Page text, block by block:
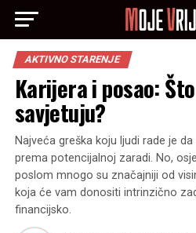
AKTIVNO STARENJE
Karijera i posao:
savjetuju?
Najveća greška koju ljudi rade je
prema potencijalnoj zaradi. No,
poslom mnogo su značajniji od
koja će vam donositi intrinzično
financijsko.